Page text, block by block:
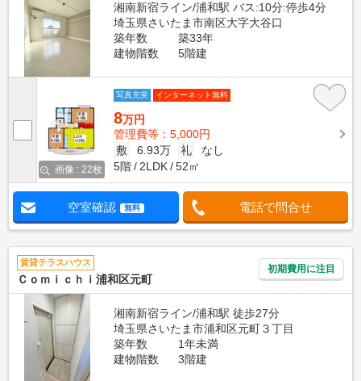
湘南新宿ライン/浦和駅 バス:10分:停歩4分
埼玉県さいたま市南区大字大谷口
築年数
築33年
建物階数
5階建
画像 : 22枚
写真充実 インターネット無料
8万円
管理費等：5,000円
敷
6.93万 礼
なし
5階
2LDK 52㎡
空室確認 無料 電話で問合せ
賃貸テラスハウス
Ｃｏｍｉｃｈｉ浦和区元町
初期費用に注目
湘南新宿ライン/浦和駅 徒歩27分
埼玉県さいたま市浦和区元町３丁目
築年数
1年未満
建物階数
3階建